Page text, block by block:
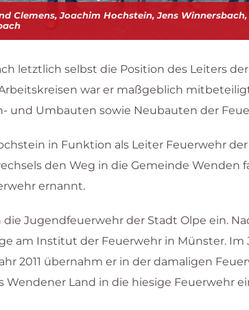
Clemens, Joachim Hochstein, Jens
letztlich selbst die Position des Leiters
war er maßgeblich
und Umbauten sowie Neubauten der
in Funktion als Leiter Feuerwehr
den Weg in die Gemeinde Wenden
ernannt.
die Jugendfeuerwehr der Stadt Olpe ein.
am Institut der Feuerwehr in Münster.
2011 übernahm er in der damaligen
Wendener Land in die hiesige Feuerwehr